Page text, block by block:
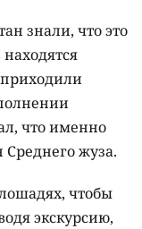
знали, что это
что именно
жуза.
чтобы
экскурсию,